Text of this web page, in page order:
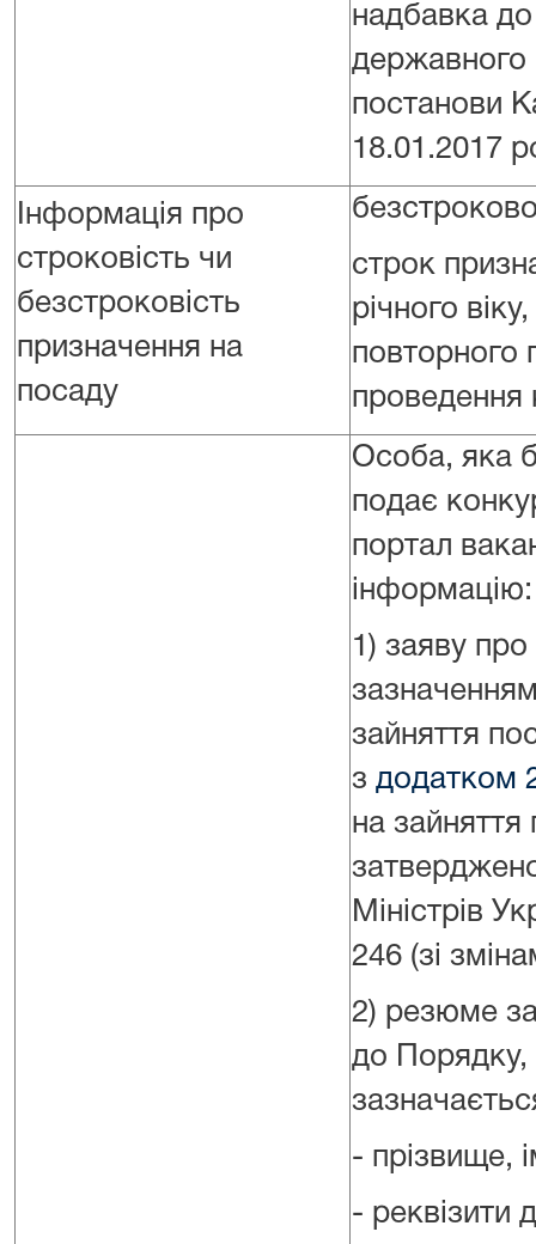
надбавка
державного
постанови
18.01.2017
Інформація про
строковість чи
безстроковість
призначення на
посаду
строк
річного
повторного
проведення
Особа, яка
подає
портал
інформацію:
1) заяву про
зайняття
з додатком
на
Міністрів
246 (зі
2) резюме
до Порядку,
- прізвище,
- реквізити